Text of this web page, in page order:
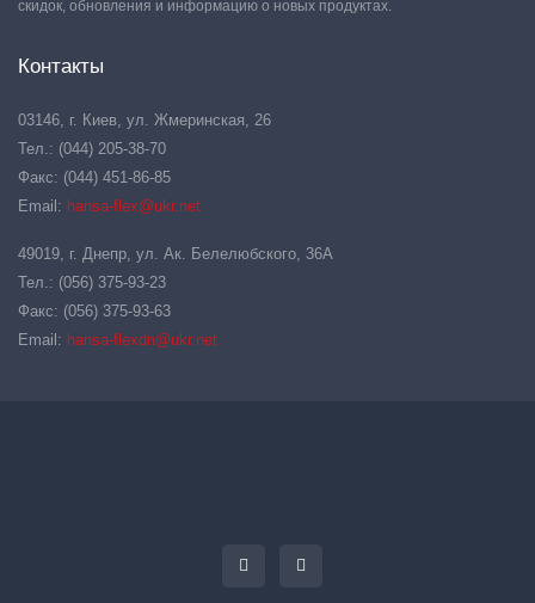
скидок, обновления и информацию о новых продуктах.
Контакты
03146, г. Киев, ул. Жмеринская, 26
Тел.: (044) 205-38-70
Факс: (044) 451-86-85
Email: hansa-flex@ukr.net
49019, г. Днепр, ул. Ак. Белелюбского, 36А
Тел.: (056) 375-93-23
Факс: (056) 375-93-63
Email: hansa-flexdn@ukr.net